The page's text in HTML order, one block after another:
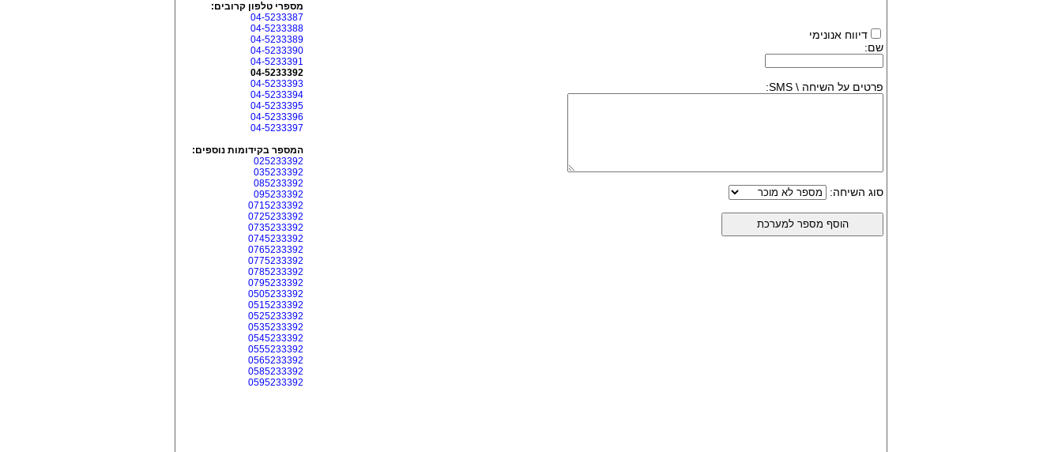
דיווח אנונימי
שם:
פרטים על השיחה \ SMS:
סוג השיחה:
מספרי טלפון קרובים:
04-5233387
04-5233388
04-5233389
04-5233390
04-5233391
04-5233392
04-5233393
04-5233394
04-5233395
04-5233396
04-5233397
המספר בקידומות נוספים:
025233392
035233392
085233392
095233392
0715233392
0725233392
0735233392
0745233392
0765233392
0775233392
0785233392
0795233392
0505233392
0515233392
0525233392
0535233392
0545233392
0555233392
0565233392
0585233392
0595233392